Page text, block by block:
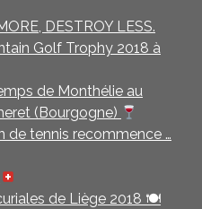
DESTROY LESS.
Golf Trophy 2018 à
de Monthélie au
(Bourgogne)
de tennis recommence …
de Liège 2018 🍽